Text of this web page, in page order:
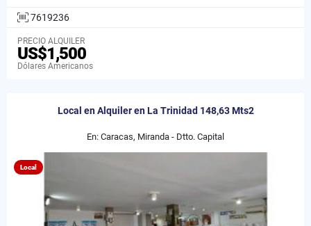
7619236
PRECIO ALQUILER
US$1,500
Dólares Americanos
Local en Alquiler en La Trinidad 148,63 Mts2
En: Caracas, Miranda - Dtto. Capital
Local